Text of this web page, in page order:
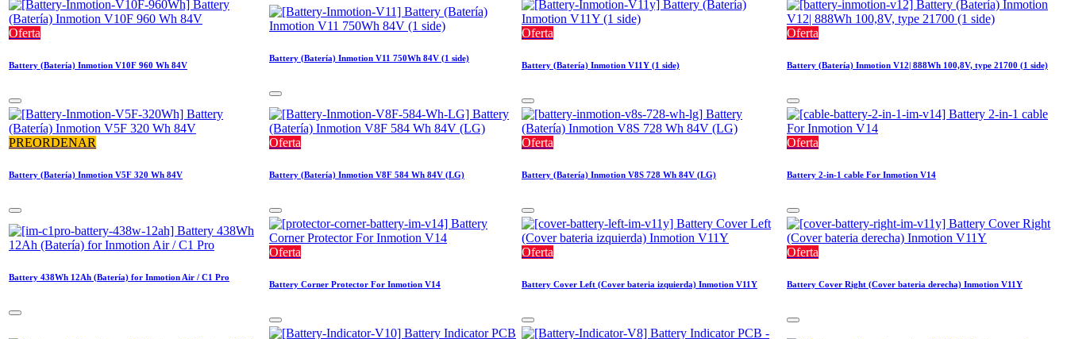
Oferta
Battery (Batería) Inmotion V10F 960 Wh 84V
Battery (Batería) Inmotion V11 750Wh 84V (1 side)
Oferta
Battery (Batería) Inmotion V11Y (1 side)
Oferta
Battery (Batería) Inmotion V12| 888Wh 100,8V, type 21700 (1 side)
PREORDENAR
Battery (Batería) Inmotion V5F 320 Wh 84V
Oferta
Battery (Batería) Inmotion V8F 584 Wh 84V (LG)
Oferta
Battery (Batería) Inmotion V8S 728 Wh 84V (LG)
Oferta
Battery 2-in-1 cable For Inmotion V14
Battery 438Wh 12Ah (Batería) for Inmotion Air / C1 Pro
Oferta
Battery Corner Protector For Inmotion V14
Oferta
Battery Cover Left (Cover bateria izquierda) Inmotion V11Y
Oferta
Battery Cover Right (Cover bateria derecha) Inmotion V11Y